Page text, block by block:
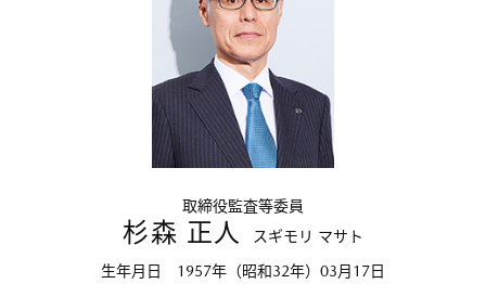
取締役監査等委員
杉森 正人
スギモリ マサト
生年月日 1957年（昭和32年）03月17日